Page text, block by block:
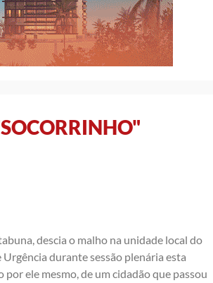
descia o malho na unidade local do
durante sessão plenária esta
ele mesmo, de um cidadão que passou